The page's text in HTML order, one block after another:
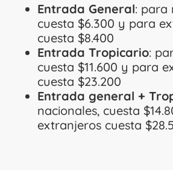
Entrada General: para
cuesta $6.300 y para
cuesta $8.400
Entrada Tropicario:
cuesta $11.600 y para
cuesta $23.200
Entrada general +
nacionales, cuesta
extranjeros cuesta